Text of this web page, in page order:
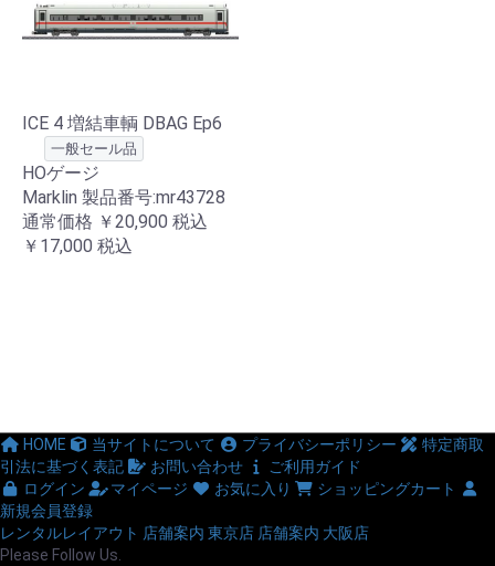
ICE 4 増結車輌 DBAG Ep6
一般セール品
HOゲージ
Marklin 製品番号:mr43728
通常価格 ￥20,900 税込
￥17,000 税込
HOME 当サイトについて プライバシーポリシー
特定商取
引法に基づく表記
お問い合わせ
ご利用ガイド
ログイン
マイページ お気に入り
ショッピングカート
新規会員登録
レンタルレイアウト 店舗案内 東京店 店舗案内 大阪店
Please Follow Us.